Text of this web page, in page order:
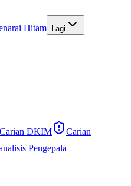
Hitam Lagi
Carian DKIM
Carian
Pengepala